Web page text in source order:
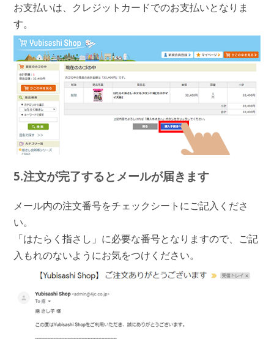
お支払いは、クレジットカードでのお支払いとなりま
す。
5.注文が完了するとメールが届きます
メール内の注文番号をチェックシートにご記入くださ
い。
「はたらく指さし」に必要な番号となりますので、ご記
入もれのないようにお気をつけください。